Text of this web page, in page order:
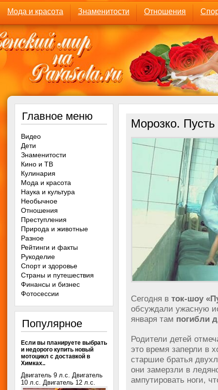
Мода и красота Знаменитости Отношения
Морозко. Пусть
Сегодня в ток-шоу
обсуждали ужасную
января там погибли
Родители детей
это время заперли в
старшие братья
они замерзли в
ампутировать ноги,
Главное меню
Видео
Дети
Знаменитости
Кино и ТВ
Кулинария
Мода и красота
Наука и культура
Необычное
Отношения
Преступления
Природа и животные
Разное
Рейтинги и факты
Рукоделие
Спорт и здоровье
Страны и путешествия
Финансы и бизнес
Фотосессии
Популярное
Если вы планируете выбрать
и недорого купить новый
мотоцикл с доставкой в
Химках..
Двигатель 9 л.с. Двигатель
10 л.с. Двигатель 12 л.с.